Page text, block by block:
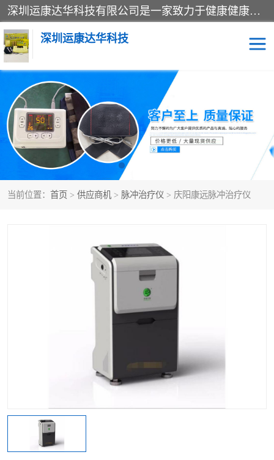
深圳运康达华科技有限公司是一家致力于健康健康产业的现代化企业，已经走过了15个春秋，开创了中医外用发展的新未来，是专业从事中医医疗仪器的研发、生产、销售、服务为一体的子公司，在医疗器械的设计、开发和生产方面率先引进国际先进技术和好的科技人员，先后开发出了场效应治疗仪、多功能治疗仪、颈椎治疗仪、腰椎治疗仪、增效垫等多个系列。
深圳运康达华科技
当前位置： 首页 > 供应商机 > 脉冲治疗仪 > 庆阳康远脉冲治疗仪
多功能治疗仪 中药提速
中低频治疗仪 脉冲治疗仪
**腺治疗仪